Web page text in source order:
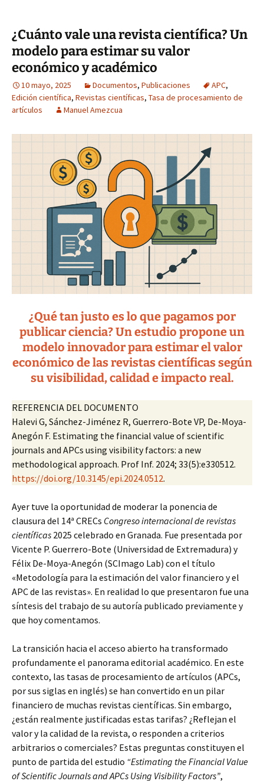
¿Cuánto vale una revista científica? Un
modelo para estimar su valor
económico y académico
10 mayo, 2025 Documentos, Publicaciones APC,
Edición científica, Revistas científicas, Tasa de procesamiento de
artículos
Manuel Amezcua
¿Qué tan justo es lo que pagamos por
publicar ciencia? Un estudio propone un
modelo innovador para estimar el valor
económico de las revistas científicas según
su visibilidad, calidad e impacto real.
REFERENCIA DEL DOCUMENTO
Halevi G, Sánchez-Jiménez R, Guerrero-Bote VP, De-Moya-
Anegón F. Estimating the financial value of scientific
journals and APCs using visibility factors: a new
methodological approach. Prof Inf. 2024; 33(5):e330512.
https://doi.org/10.3145/epi.2024.0512.
Ayer tuve la oportunidad de moderar la ponencia de
clausura del 14ª CRECs Congreso internacional de revistas
científicas 2025 celebrado en Granada. Fue presentada por
Vicente P. Guerrero-Bote (Universidad de Extremadura) y
Félix De-Moya-Anegón (SCImago Lab) con el título
«Metodología para la estimación del valor financiero y el
APC de las revistas». En realidad lo que presentaron fue una
síntesis del trabajo de su autoría publicado previamente y
que hoy comentamos.
La transición hacia el acceso abierto ha transformado
profundamente el panorama editorial académico. En este
contexto, las tasas de procesamiento de artículos (APCs,
por sus siglas en inglés) se han convertido en un pilar
financiero de muchas revistas científicas. Sin embargo,
¿están realmente justificadas estas tarifas? ¿Reflejan el
valor y la calidad de la revista, o responden a criterios
arbitrarios o comerciales? Estas preguntas constituyen el
punto de partida del estudio “Estimating the Financial Value
of Scientific Journals and APCs Using Visibility Factors”,